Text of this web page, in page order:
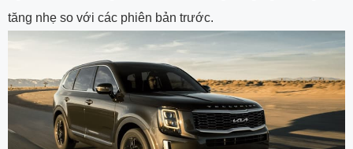
tăng nhẹ so với các phiên bản trước.